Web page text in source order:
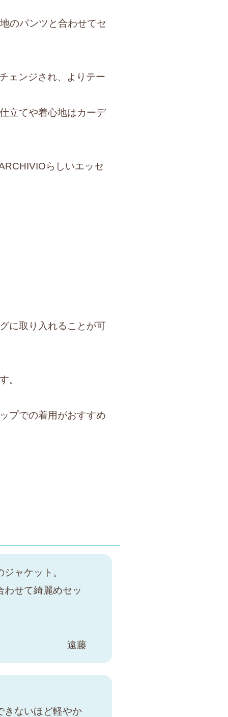
のパンツと合わせてセ
ェンジされ、よりテー
立てや着心地はカーデ
らしいエッセ
に取り入れることが可
。
プでの着用がおすすめ
ャケット。
せて綺麗めセッ
遠藤
きないほど軽やか